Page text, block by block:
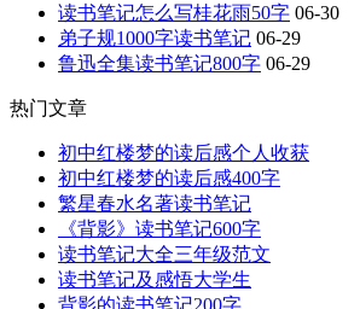
读书笔记怎么写桂花雨50字 06-30
弟子规1000字读书笔记 06-29
鲁迅全集读书笔记800字 06-29
热门文章
初中红楼梦的读后感个人收获
初中红楼梦的读后感400字
繁星春水名著读书笔记
《背影》读书笔记600字
读书笔记大全三年级范文
读书笔记及感悟大学生